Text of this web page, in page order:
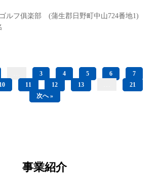
フ俱楽部 (蒲生郡日野町中山724番地1)
3 4 5 6 7
10 11 12 13
21
次へ »
事業紹介